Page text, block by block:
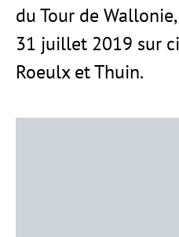
du Tour de
31 juillet 2019 sur
Roeulx et Thuin.